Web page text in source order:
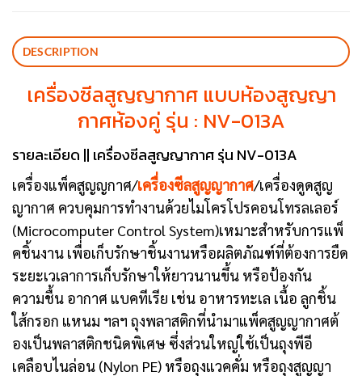
DESCRIPTION
เครื่องซีลสูญญากาศ แบบห้องสูญญา
กาศห้องคู่ รุ่น : NV-013A
รายละเอียด || เครื่องซีลสูญญากาศ รุ่น NV-013A
เครื่องแพ็คสูญญกาศ/เครื่องซีลสูญญากาศ/เครื่องดูดสูญ
ญากาศ ควบคุมการทำงานด้วยไมโครโปรคอนโทรลเลอร์
(Microcomputer Control System)เหมาะสำหรับการแพ็
คชิ้นงาน เพื่อเก็บรักษาชิ้นงานหรือผลิตภัณฑ์ที่ต้องการยืด
ระยะเวเลาการเก็บรักษาให้ยาวนานขึ้น หรือป้องกัน
ความชื้น อากาศ แบคทีเรีย เช่น อาหารทะเล เนื้อ ลูกชิ้น
ใส้กรอก แหนม ฯลฯ ถุงพลาสติกที่นำมาแพ็คสูญญากาศต้
องเป็นพลาสติกชนิดพิเศษ ซึ่งส่วนใหญ่ใช้เป็นถุงพีอี
เคลือบไนล่อน (Nylon PE) หรือถุงแวคคั่ม หรือถุงสูญญา